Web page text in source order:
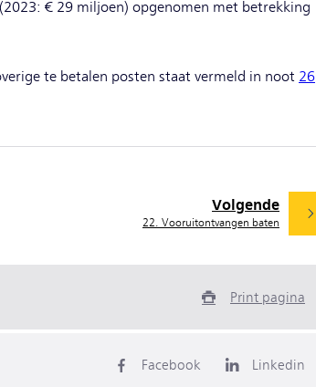
€ 29 miljoen) opgenomen met betrekking
te betalen posten staat vermeld in noot 26
Volgende
22. Vooruitontvangen baten
Print pagina
Facebook Linkedin